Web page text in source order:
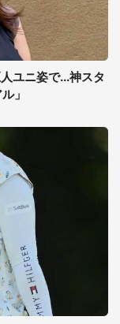
ユニ姿で...神スタ
」